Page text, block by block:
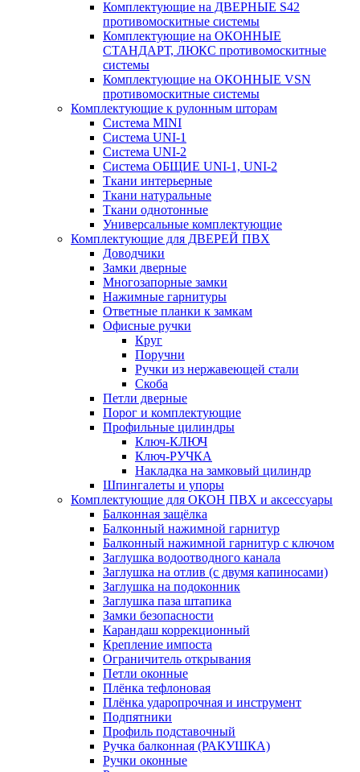
Комплектующие на ДВЕРНЫЕ S42
противомоскитные системы
Комплектующие на ОКОННЫЕ
СТАНДАРТ, ЛЮКС противомоскитные
системы
Комплектующие на ОКОННЫЕ VSN
противомоскитные системы
Комплектующие к рулонным шторам
Система MINI
Система UNI-1
Система UNI-2
Система ОБЩИЕ UNI-1, UNI-2
Ткани интерьерные
Ткани натуральные
Ткани однотонные
Универсальные комплектующие
Комплектующие для ДВЕРЕЙ ПВХ
Доводчики
Замки дверные
Многозапорные замки
Нажимные гарнитуры
Ответные планки к замкам
Офисные ручки
Круг
Поручни
Ручки из нержавеющей стали
Скоба
Петли дверные
Порог и комплектующие
Профильные цилиндры
Ключ-КЛЮЧ
Ключ-РУЧКА
Накладка на замковый цилиндр
Шпингалеты и упоры
Комплектующие для ОКОН ПВХ и аксессуары
Балконная защёлка
Балконный нажимной гарнитур
Балконный нажимной гарнитур с ключом
Заглушка водоотводного канала
Заглушка на отлив (с двумя капиносами)
Заглушка на подоконник
Заглушка паза штапика
Замки безопасности
Карандаш коррекционный
Крепление импоста
Ограничитель открывания
Петли оконные
Плёнка тефлоновая
Плёнка ударопрочная и инструмент
Подпятники
Профиль подставочный
Ручка балконная (РАКУШКА)
Ручки оконные